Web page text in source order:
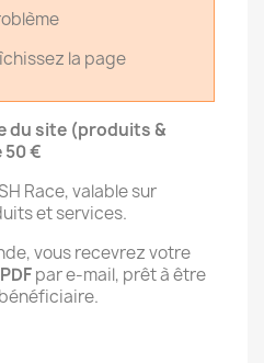
la page
du site (produits &
50 €
Race, valable sur
et services.
vous recevrez votre
PDFpar e-mail, prêt à être